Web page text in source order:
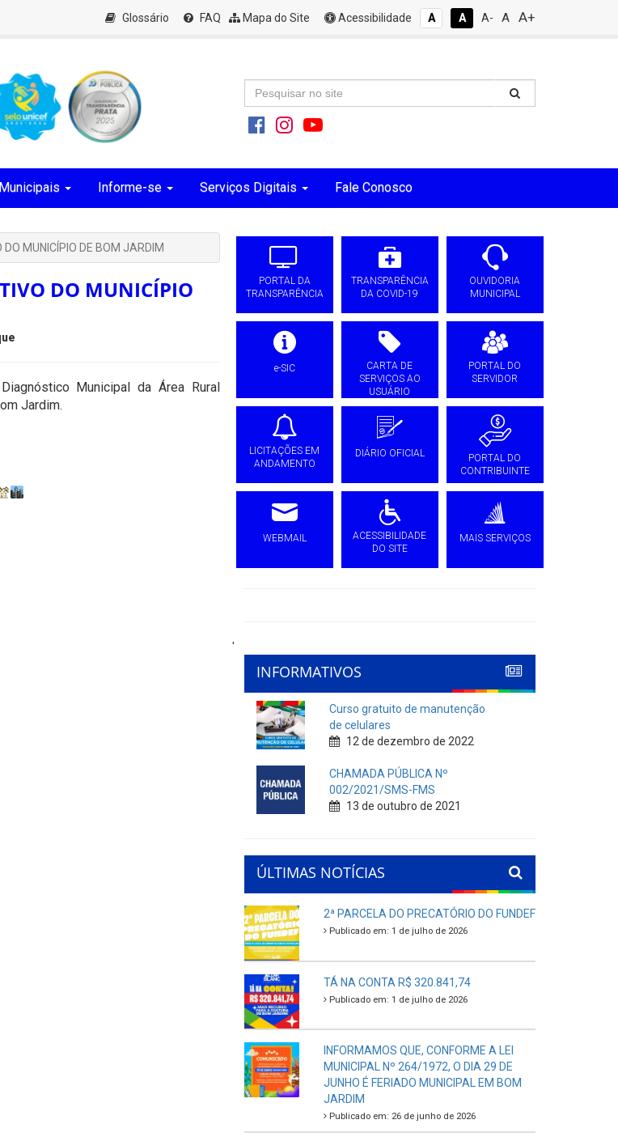
Glossário FAQ Mapa do Site Acessibilidade A A A- A A+
Informe-se Serviços Digitais Fale Conosco
MUNICÍPIO DE BOM JARDIM
DO MUNICÍPIO
Municipal da Área Rural
Jardim.
PORTAL DA
TRANSPARÊNCIA
TRANSPARÊNCIA
DA COVID-19
OUVIDORIA
MUNICIPAL
e-SIC
CARTA DE
SERVIÇOS AO
USUÁRIO
PORTAL DO
SERVIDOR
LICITAÇÕES EM
ANDAMENTO
DIÁRIO OFICIAL
PORTAL DO
CONTRIBUINTE
WEBMAIL
ACESSIBILIDADE
DO SITE
MAIS SERVIÇOS
'
INFORMATIVOS
Curso gratuito de manutenção
de celulares
12 de dezembro de 2022
CHAMADA PÚBLICA Nº
002/2021/SMS-FMS
13 de outubro de 2021
ÚLTIMAS NOTÍCIAS
2ª PARCELA DO PRECATÓRIO DO FUNDEF
Publicado em: 1 de julho de 2026
TÁ NA CONTA R$ 320.841,74
Publicado em: 1 de julho de 2026
INFORMAMOS QUE, CONFORME A LEI
MUNICIPAL Nº 264/1972, O DIA 29 DE
JUNHO É FERIADO MUNICIPAL EM BOM
JARDIM
Publicado em: 26 de junho de 2026